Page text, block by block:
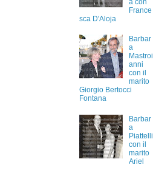
a con
France
sca D'Aloja
Barbar
a
Mastroi
anni
con il
marito
Giorgio Bertocci
Fontana
Barbar
a
Piattelli
con il
marito
Ariel